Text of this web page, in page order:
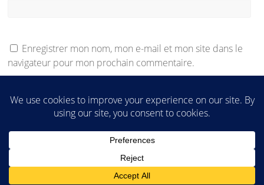
Enregistrer mon nom, mon e-mail et mon site dans le
navigateur pour mon prochain commentaire.
Nos maisons
La ville de Mirambeau
Liens utiles Services
Avis
Mentions légales